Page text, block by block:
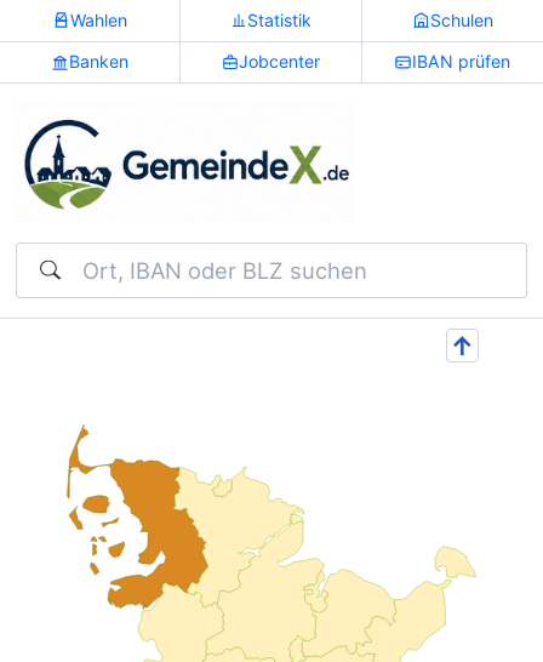
Wahlen Statistik Schulen
Banken Jobcenter IBAN prüfen
Suchen
↑